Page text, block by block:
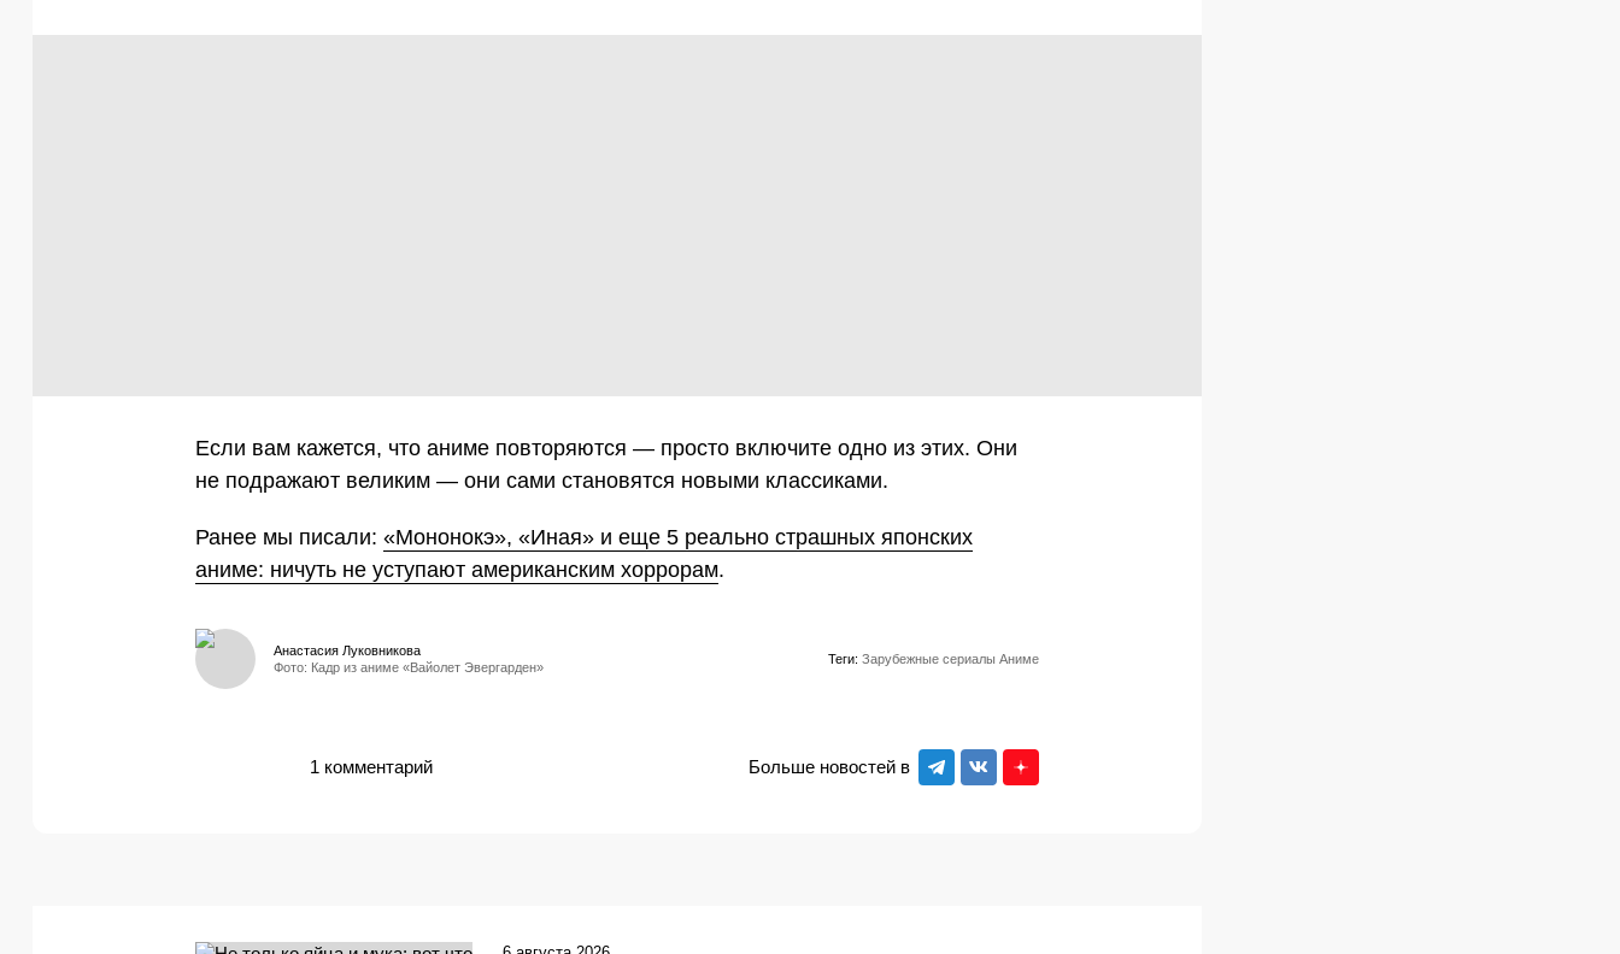
Если вам кажется, что аниме повторяются — просто включите одно из этих. Они
не подражают великим — они сами становятся новыми классиками.
Ранее мы писали: «Мононокэ», «Иная» и еще 5 реально страшных японских
аниме: ничуть не уступают американским хоррорам.
Фото: Кадр из аниме «Вайолет Эвергарден»
Анастасия Луковникова
Теги: Зарубежные сериалы Аниме
Больше новостей в
1 комментарий